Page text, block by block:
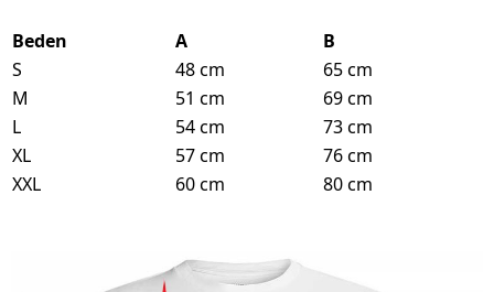
Beden A
B
S
48 cm
65 cm
M
51 cm
69 cm
L
54 cm
73 cm
XL
57 cm
76 cm
XXL
60 cm 80 cm